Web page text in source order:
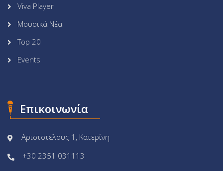
Viva Player
Μουσικά Νέα
Top 20
Events
Επικοινωνία
Αριστοτέλους 1, Κατερίνη
+30 2351 031113